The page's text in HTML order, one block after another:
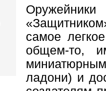
самое
общем-то,
ладони) и